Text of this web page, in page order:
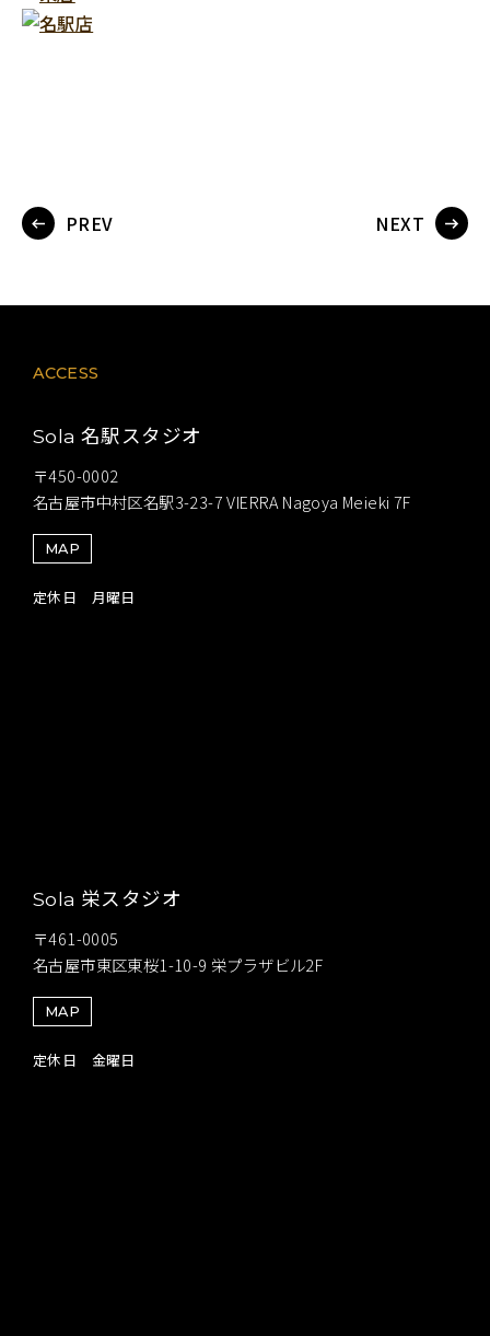
PREV NEXT
ACCESS
Sola 名駅スタジオ
〒450-0002
名古屋市中村区名駅3-23-7 VIERRA Nagoya Meieki 7F
MAP
定休日 月曜日
Sola 栄スタジオ
〒461-0005
名古屋市東区東桜1-10-9 栄プラザビル2F
MAP
定休日 金曜日